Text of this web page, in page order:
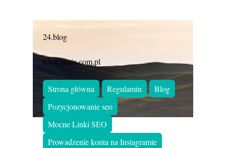
24.blog
tekstownia.com.pl
Strona główna Regulamin
Blog
Pozycjonowanie seo
Mocne Linki SEO
Prowadzenie konta na Instagramie